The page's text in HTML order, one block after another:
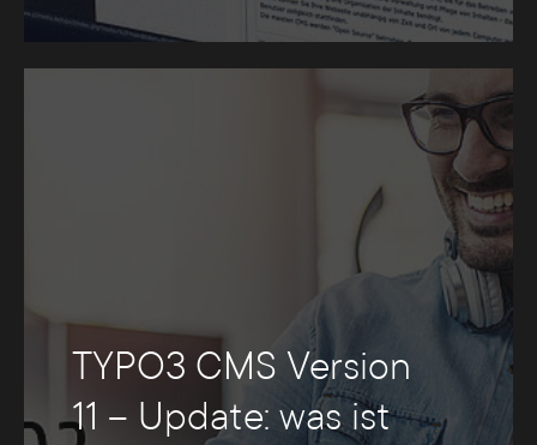
TYPO3 CMS Version
11 – Update: was ist